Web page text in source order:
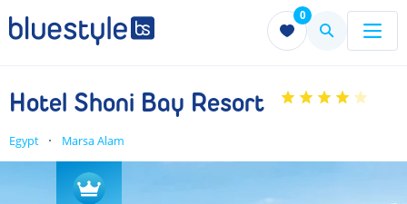
0
Menu Menu
Hotel Shoni Bay Resort
Egypt Marsa Alam